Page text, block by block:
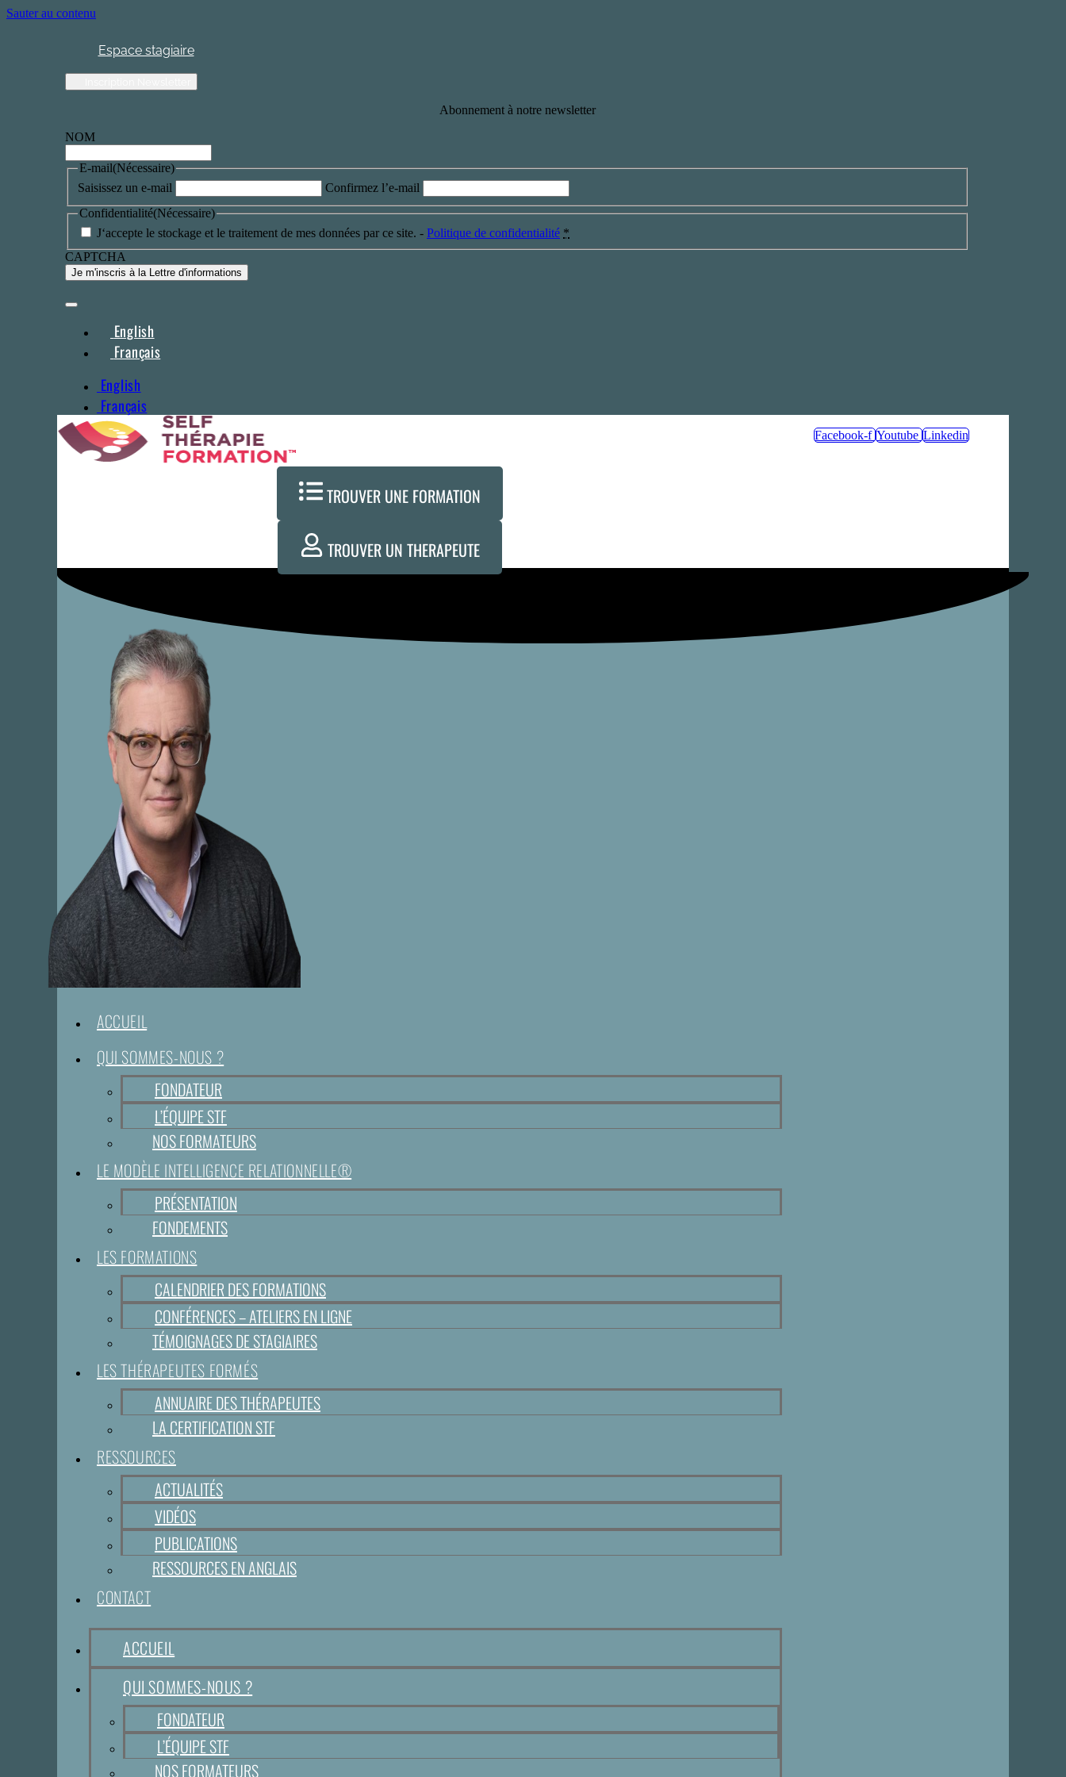
Sauter au contenu
Espace stagiaire
Abonnement à notre newsletter
NOM
E-mail(Nécessaire)
Saisissez un e-mail
Confirmez l’e-mail
Confidentialité(Nécessaire)
J‘accepte le stockage et le traitement de mes données par ce site. - Politique de confidentialité *
CAPTCHA
English
Français
English
Français
Facebook-f Youtube Linkedin
TROUVER UNE FORMATION
TROUVER UN THERAPEUTE
ACCUEIL
QUI SOMMES-NOUS ?
FONDATEUR
L’ÉQUIPE STF
NOS FORMATEURS
LE MODÈLE INTELLIGENCE RELATIONNELLE®
PRÉSENTATION
FONDEMENTS
LES FORMATIONS
CALENDRIER DES FORMATIONS
CONFÉRENCES – ATELIERS EN LIGNE
TÉMOIGNAGES DE STAGIAIRES
LES THÉRAPEUTES FORMÉS
ANNUAIRE DES THÉRAPEUTES
LA CERTIFICATION STF
RESSOURCES
ACTUALITÉS
VIDÉOS
PUBLICATIONS
RESSOURCES EN ANGLAIS
CONTACT
ACCUEIL
QUI SOMMES-NOUS ?
FONDATEUR
L’ÉQUIPE STF
NOS FORMATEURS